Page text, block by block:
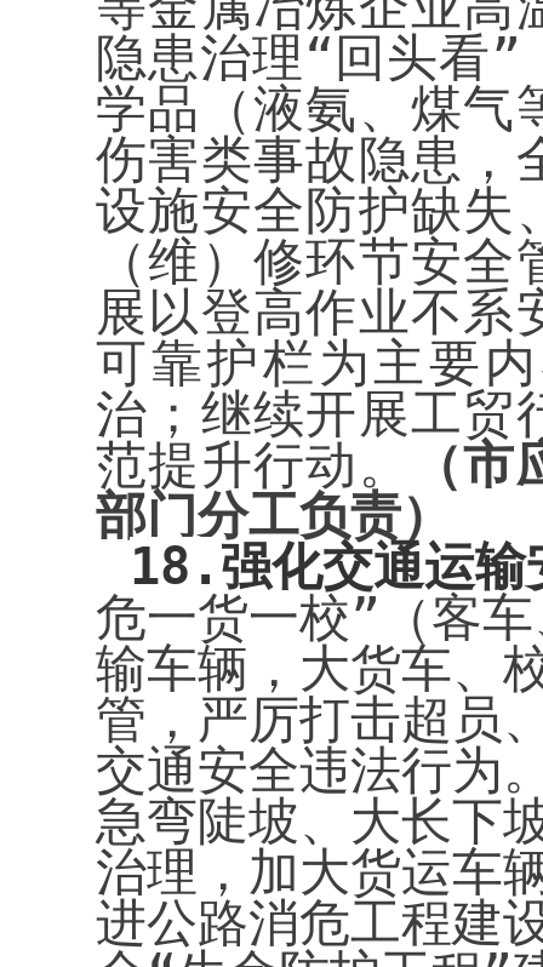
隐患治理“回头看
学品（液氨、煤气
伤害类事故隐患，
设施安全防护缺失
（维）修环节安
展以登高作业不系
可靠护栏为主要
治；继续开展工贸
范提升行动。
（
部门分工负责）
18. 强化交通运
危一货一校”（客
输车辆，大货车、
管，严厉打击超员
交通安全违法行为
急弯陡坡、大长下
治理，加大货运车
进公路消危工程建